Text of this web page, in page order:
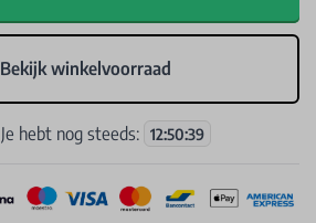
Bekijk winkelvoorraad
Je hebt nog steeds: 12:50:39